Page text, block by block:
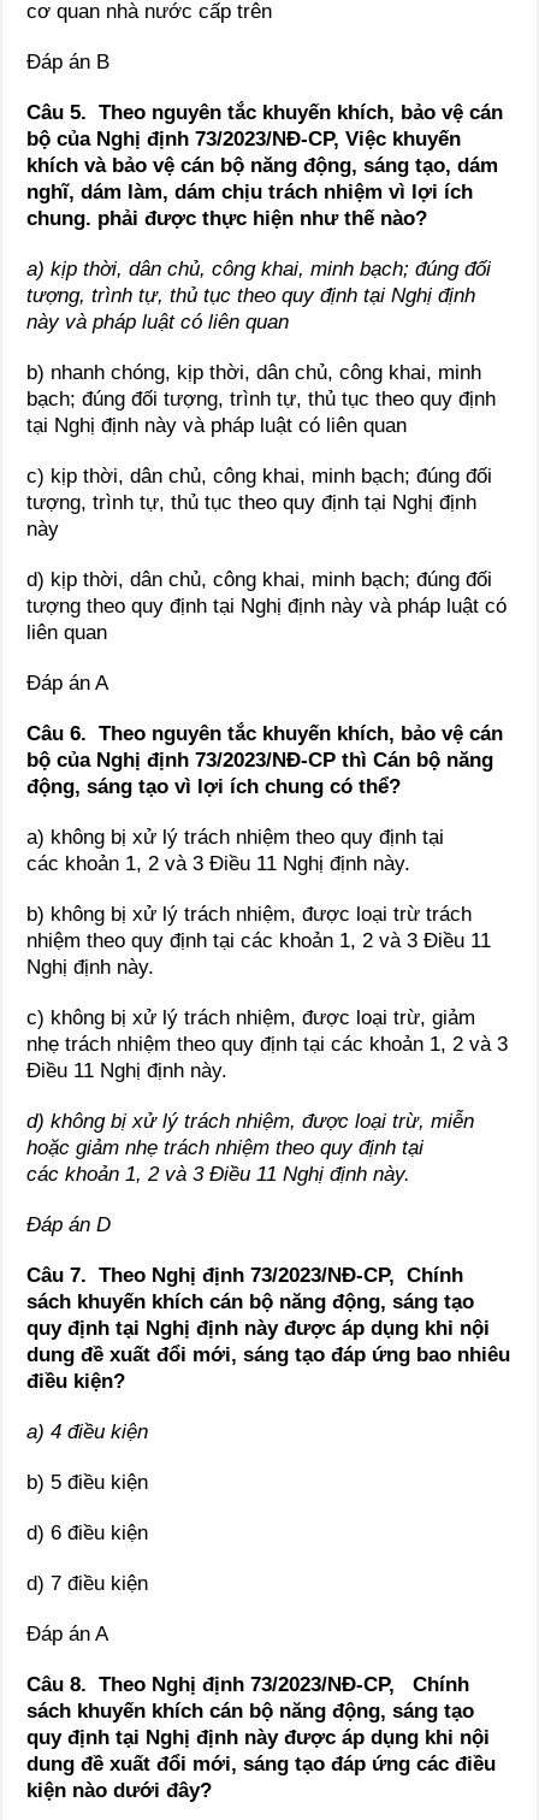
cơ quan nhà nước cấp trên
Đáp án B
Câu 5. Theo nguyên tắc khuyến khích, bảo vệ cán
bộ của Nghị định 73/2023/NĐ-CP, Việc khuyến
khích và bảo vệ cán bộ năng động, sáng tạo, dám
nghĩ, dám làm, dám chịu trách nhiệm vì lợi ích
chung. phải được thực hiện như thế nào?
a) kịp thời, dân chủ, công khai, minh bạch; đúng đối
tượng, trình tự, thủ tục theo quy định tại Nghị định
này và pháp luật có liên quan
b) nhanh chóng, kịp thời, dân chủ, công khai, minh
bạch; đúng đối tượng, trình tự, thủ tục theo quy định
tại Nghị định này và pháp luật có liên quan
c) kịp thời, dân chủ, công khai, minh bạch; đúng đối
tượng, trình tự, thủ tục theo quy định tại Nghị định
này
d) kịp thời, dân chủ, công khai, minh bạch; đúng đối
tượng theo quy định tại Nghị định này và pháp luật có
liên quan
Đáp án A
Câu 6. Theo nguyên tắc khuyến khích, bảo vệ cán
bộ của Nghị định 73/2023/NĐ-CP thì Cán bộ năng
động, sáng tạo vì lợi ích chung có thể?
a) không bị xử lý trách nhiệm theo quy định tại
các khoản 1, 2 và 3 Điều 11 Nghị định này.
b) không bị xử lý trách nhiệm, được loại trừ trách
nhiệm theo quy định tại các khoản 1, 2 và 3 Điều 11
Nghị định này.
c) không bị xử lý trách nhiệm, được loại trừ, giảm
nhẹ trách nhiệm theo quy định tại các khoản 1, 2 và 3
Điều 11 Nghị định này.
d) không bị xử lý trách nhiệm, được loại trừ, miễn
hoặc giảm nhẹ trách nhiệm theo quy định tại
cáckhoản 1, 2 và 3 Điều 11 Nghị định này.
Đáp án D
Câu 7. Theo Nghị định 73/2023/NĐ-CP, Chính
sách khuyến khích cán bộ năng động, sáng tạo
quy định tại Nghị định này được áp dụng khi nội
dung đề xuất đổi mới, sáng tạo đáp ứng bao nhiêu
điều kiện?
a) 4 điều kiện
b) 5 điều kiện
d) 6 điều kiện
d) 7 điều kiện
Đáp án A
Câu 8. Theo Nghị định 73/2023/NĐ-CP,
Chính
sách khuyến khích cán bộ năng động, sáng tạo
quy định tại Nghị định này được áp dụng khi nội
dung đề xuất đổi mới, sáng tạo đáp ứng các điều
kiện nào dưới đây?